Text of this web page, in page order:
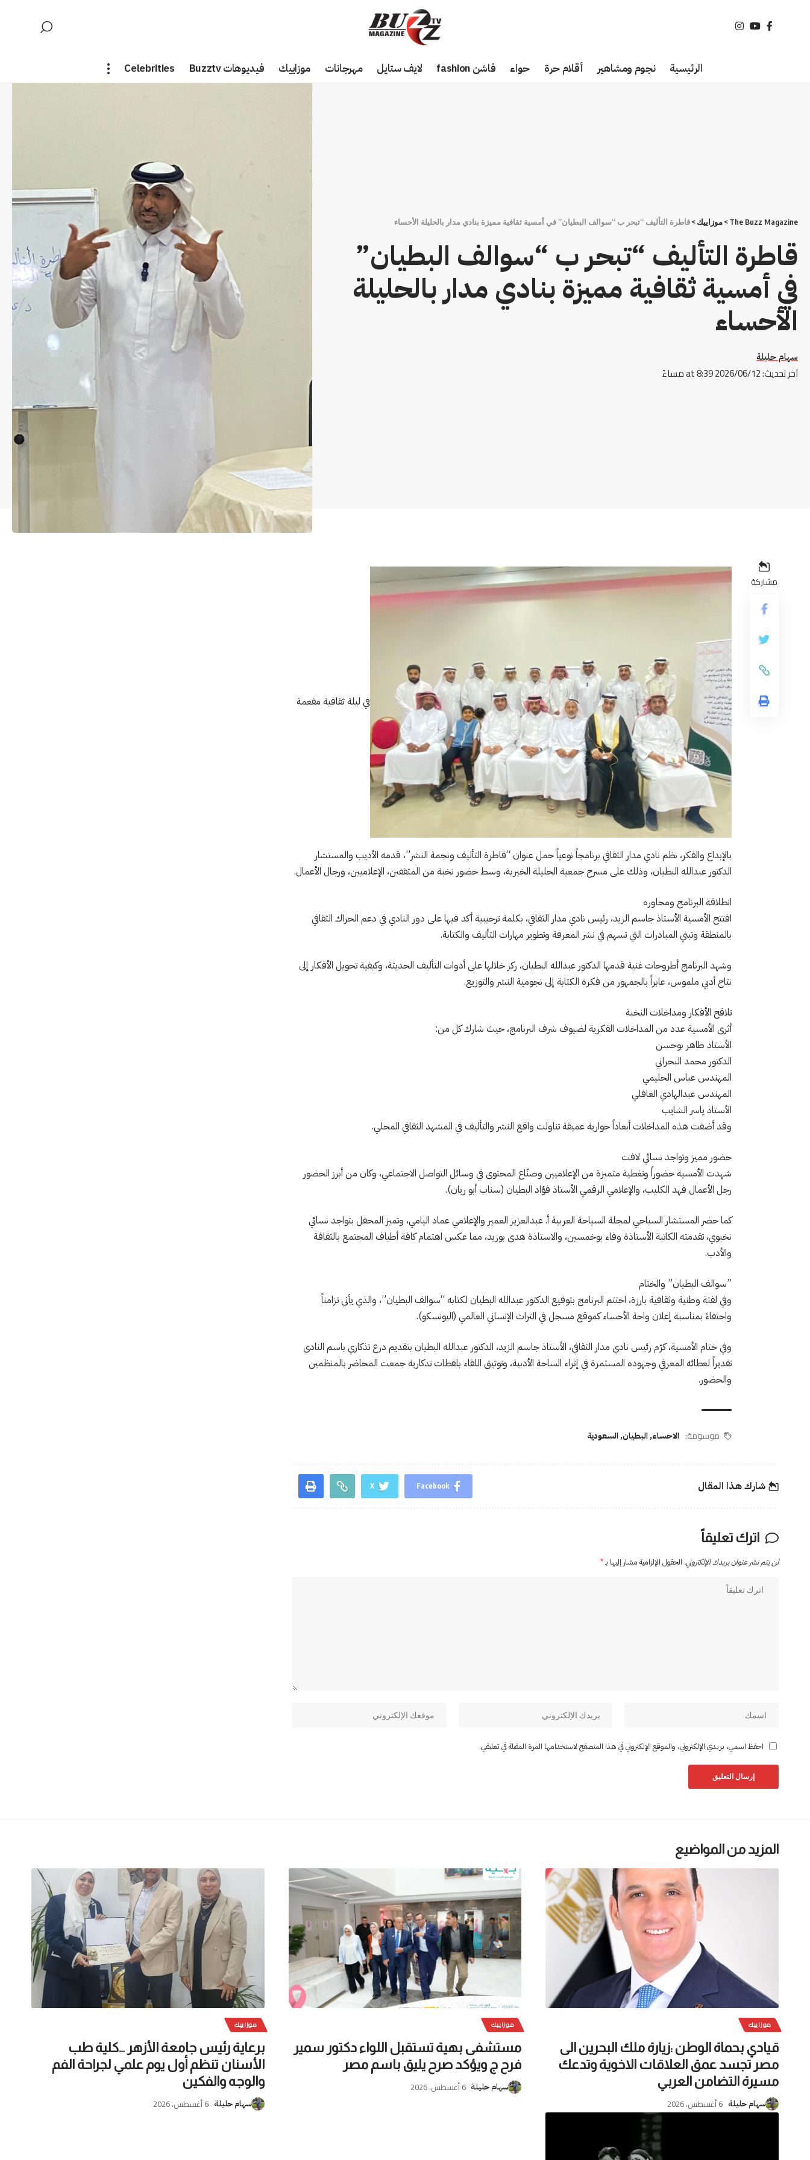
الرئيسية نجوم ومشاهير أقلام حرة حواء فاشن fashion لايف ستايل مهرجانات موزاييك فيديوهات Buzztv Celebrities
The Buzz Magazine
>موزاييك>قاطرة التأليف “تبحر ب “سوالف البطيان” في أمسية ثقافية مميزة بنادي مدار بالحليلة الأحساء
قاطرة التأليف “تبحر ب “سوالف البطيان”
في أمسية ثقافية مميزة بنادي مدار بالحليلة
الأحساء
آخر تحديث: 2026/06/12 at 8:39 مساءً
سهام حليلة
مشاركة
في ليلة ثقافية مفعمة
بالإبداع والفكر، نظم نادي مدار الثقافي برنامجاً نوعياً حمل عنوان “قاطرة التأليف ونجمة النشر”، قدمه الأديب والمستشار
الدكتور عبدالله البطيان، وذلك على مسرح جمعية الحليلة الخيرية، وسط حضور نخبة من المثقفين، الإعلاميين، ورجال الأعمال.
​انطلاقة البرنامج ومحاوره
​افتتح الأمسية الأستاذ جاسم الزيد، رئيس نادي مدار الثقافي، بكلمة ترحيبية أكد فيها على دور النادي في دعم الحراك الثقافي
بالمنطقة وتبني المبادرات التي تسهم في نشر المعرفة وتطوير مهارات التأليف والكتابة.
​وشهد البرنامج أطروحات غنية قدمها الدكتور عبدالله البطيان، ركز خلالها على أدوات التأليف الحديثة، وكيفية تحويل الأفكار إلى
نتاج أدبي ملموس، عابراً بالجمهور من فكرة الكتابة إلى نجومية النشر والتوزيع.
​تلاقح الأفكار ومداخلات النخبة
​أثرى الأمسية عدد من المداخلات الفكرية لضيوف شرف البرنامج، حيث شارك كل من:
​الأستاذ طاهر بوحسن
​الدكتور محمد البحراني
​المهندس عباس الحليمي
​المهندس عبدالهادي الغافلي
​الأستاذ ياسر الشايب
​وقد أضفت هذه المداخلات أبعاداً حوارية عميقة تناولت واقع النشر والتأليف في المشهد الثقافي المحلي.
​حضور مميز وتواجد نسائي لافت
​شهدت الأمسية حضوراً وتغطية متميزة من الإعلاميين وصنّاع المحتوى في وسائل التواصل الاجتماعي، وكان من أبرز الحضور
رجل الأعمال فهد الكليب، والإعلامي الرقمي الأستاذ فؤاد البطيان (سناب أبو ريان).
كما حضر المستشار السياحي لمجلة السياحة العربية أ. عبدالعزيز العمير والإعلامي عماد اليامي، وتميز المحفل بتواجد نسائي
نخبوي، تقدمته الكاتبة الأستاذة وفاء بوخمسين، والاستاذة هدى بوزيد، مما عكس اهتمام كافة أطياف المجتمع بالثقافة
والأدب.
​”سوالف البطيان” والختام
​وفي لفتة وطنية وثقافية بارزة، اختتم البرنامج بتوقيع الدكتور عبدالله البطيان لكتابه “سوالف البطيان”، والذي يأتي تزامناً
واحتفاءً بمناسبة إعلان واحة الأحساء كموقع مسجل في التراث الإنساني العالمي (اليونسكو).
​وفي ختام الأمسية، كرّم رئيس نادي مدار الثقافي، الأستاذ جاسم الزيد، الدكتور عبدالله البطيان بتقديم درع تذكاري باسم النادي
تقديراً لعطائه المعرفي وجهوده المستمرة في إثراء الساحة الأدبية، وتوثيق اللقاء بلقطات تذكارية جمعت المحاضر بالمنظمين
والحضور.
موسومة: الاحساء,البطيان,السعودية
شارك هذا المقال Facebook
X
اترك تعليقاً
لن يتم نشر عنوان بريدك الإلكتروني. الحقول الإلزامية مشار إليها بـ*
احفظ اسمي، بريدي الإلكتروني، والموقع الإلكتروني في هذا المتصفح لاستخدامها المرة المقبلة في تعليقي.
المزيد من المواضيع
موزاييك
قيادي بحماة الوطن :زيارة ملك البحرين الى
مصر تجسد عمق العلاقات الاخوية وتدعك
مسيرة التضامن العربي
سهام حليلة 6 أغسطس، 2026
موزاييك
مستشفى بهية تستقبل اللواء دكتور سمير
فرح ج ويؤكد صرح يليق باسم مصر
سهام حليلة 6 أغسطس، 2026
موزاييك
برعاية رئيس جامعة الأزهر …كلية طب
الأسنان تنظم أول يوم علمي لجراحة الفم
والوجه والفكين
سهام حليلة 6 أغسطس، 2026